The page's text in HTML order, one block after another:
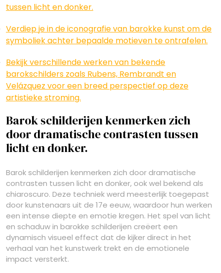
tussen licht en donker.
Verdiep je in de iconografie van barokke kunst om de
symboliek achter bepaalde motieven te ontrafelen.
Bekijk verschillende werken van bekende
barokschilders zoals Rubens, Rembrandt en
Velázquez voor een breed perspectief op deze
artistieke stroming.
Barok schilderijen kenmerken zich
door dramatische contrasten tussen
licht en donker.
Barok schilderijen kenmerken zich door dramatische
contrasten tussen licht en donker, ook wel bekend als
chiaroscuro. Deze techniek werd meesterlijk toegepast
door kunstenaars uit de 17e eeuw, waardoor hun werken
een intense diepte en emotie kregen. Het spel van licht
en schaduw in barokke schilderijen creëert een
dynamisch visueel effect dat de kijker direct in het
verhaal van het kunstwerk trekt en de emotionele
impact versterkt.